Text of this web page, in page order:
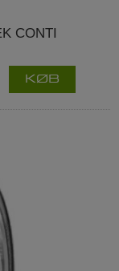
CONTI
KØB